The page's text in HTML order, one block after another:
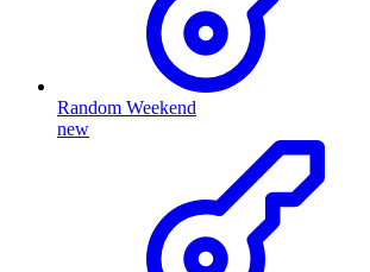
Random Weekend
new